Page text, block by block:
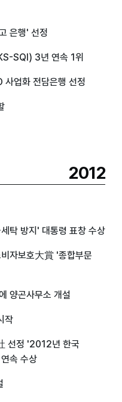
은행' 선정
SQI) 3년 연속 1위
사업화 전담은행 선정
2012
탁 방지' 대통령 표창 수상
자보호大賞 '종합부문
양곤사무소 개설
작
선정 '2012년 한국
속 수상